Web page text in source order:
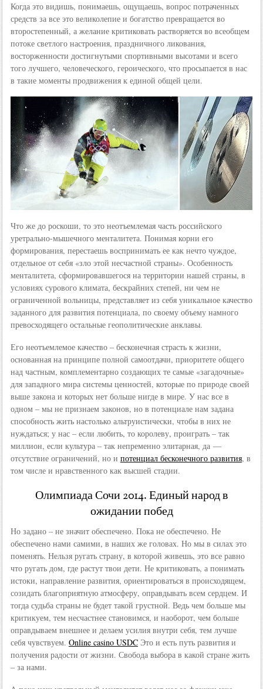
Когда это видишь, понимаешь, ощущаешь, вопрос потраченных
средств за все это великолепие и богатство превращается во
второстепенный, а желание критиковать растворяется во всеобщем
потоке светлого настроения, праздничного ликования,
восторженности достигнутыми спортивными высотами и всего
того лучшего, человеческого, героического, что просыпается в нас
в такие моменты продвижения к единой общей цели.
Что же до роскоши, то это неотъемлемая часть российского
уретрально-мышечного менталитета. Понимая корни его
формирования, перестаешь воспринимать ее как нечто чуждое,
отдельное от себя «зло этой несчастной страны». Особенность
менталитета, сформировавшегося на территории нашей страны, в
условиях сурового климата, бескрайних степей, ни чем не
ограниченной вольницы, представляет из себя уникальное качество
заданного для развития потенциала, по своему объему намного
превосходящего остальные геополитические анклавы.
Его неотъемлемое качество – бесконечная страсть к жизни,
основанная на принципе полной самоотдачи, приоритете общего
над частным, комплементарно создающих те самые «загадочные»
для западного мира системы ценностей, которые по природе своей
выше закона и которых нет больше нигде в мире. У нас все в
одном – мы не признаем законов, но в потенциале нам задана
способность жить настолько альтруистически, чтобы в них не
нуждаться; у нас – если любить, то королеву, проиграть – так
миллион, если культура – так непременно элитарная, да —
отсутствие ограничений, но и потенциал бесконечного развития, в
том числе и нравственного как высшей стадии.
Олимпиада Сочи 2014. Единый народ в
ожидании побед
Но задано – не значит обеспечено. Пока не обеспечено. Не
обеспечено нами самими, в наших же головах. Но мы в силах это
поменять. Нельзя ругать страну, в которой живешь, это все равно
что ругать дом, где растут твои дети. Не критиковать, а понимать
истоки, направление развития, ориентироваться в происходящем,
созидать благоприятную атмосферу, оправдывать всем сердцем. И
тогда судьба страны не будет такой грустной. Ведь чем больше мы
критикуем, тем несчастнее становимся, и наоборот, чем больше
оправдываем внешнее и делаем усилия внутри себя, тем лучше
себя чувствуем. Online casino USDCЭто и есть путь развития и
получения радости от жизни. Свобода выбора в какой стране жить
– за нами.